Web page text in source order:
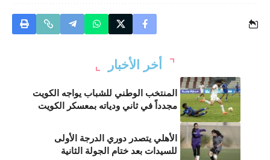
أخر الأخبار
المنتخب الوطني للشباب يواجه الكويت
مجدداً في ثاني ودياته بمعسكر الكويت
الأهلي يتصدر دوري الدرجة الأولى
للسيدات بعد ختام الجولة الثانية